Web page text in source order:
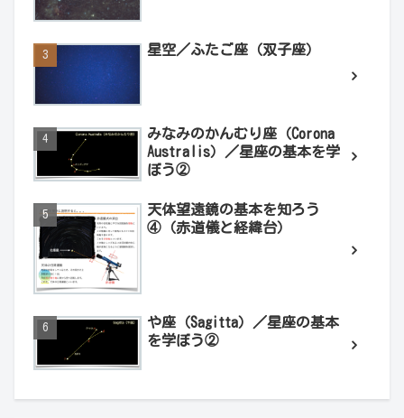
星空／ふたご座（双子座）
みなみのかんむり座（Corona
Australis）／星座の基本を学
ぼう②
天体望遠鏡の基本を知ろう
④（赤道儀と経緯台）
や座（Sagitta）／星座の基本
を学ぼう②